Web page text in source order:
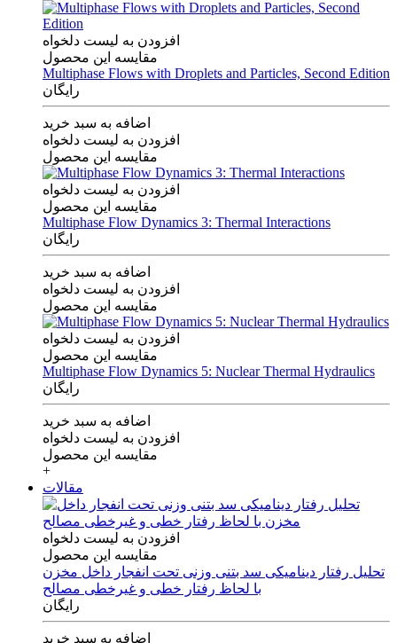
افزودن به لیست دلخواه
مقایسه این محصول
Multiphase Flows with Droplets and Particles, Second Edition
رایگان
اضافه به سبد خرید
افزودن به لیست دلخواه
مقایسه این محصول
افزودن به لیست دلخواه
مقایسه این محصول
Multiphase Flow Dynamics 3: Thermal Interactions
رایگان
اضافه به سبد خرید
افزودن به لیست دلخواه
مقایسه این محصول
افزودن به لیست دلخواه
مقایسه این محصول
Multiphase Flow Dynamics 5: Nuclear Thermal Hydraulics
رایگان
اضافه به سبد خرید
افزودن به لیست دلخواه
مقایسه این محصول
+
مقالات
افزودن به لیست دلخواه
مقایسه این محصول
تحلیل رفتار دینامیکی سد بتنی وزنی تحت انفجار داخل مخزن
با لحاظ رفتار خطی و غیرخطی مصالح
رایگان
اضافه به سبد خرید